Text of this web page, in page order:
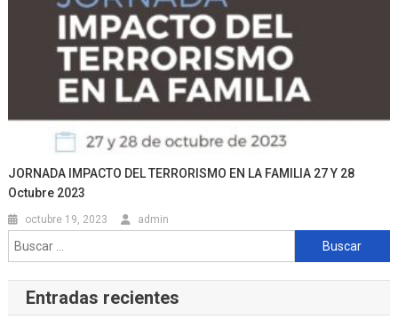
JORNADA IMPACTO DEL TERRORISMO EN LA FAMILIA 27 Y 28
Octubre 2023
octubre 19, 2023 admin
Buscar:
Entradas recientes